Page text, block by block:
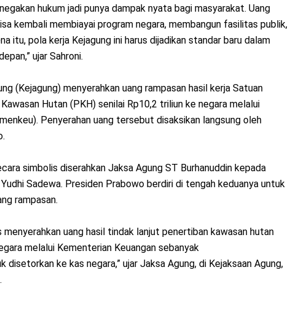
hukum jadi punya dampak nyata bagi masyarakat. Uang
kembali membiayai program negara, membangun fasilitas publik,
itu, pola kerja Kejagung ini harus dijadikan standar baru dalam
ujar Sahroni.
(Kejagung) menyerahkan uang rampasan hasil kerja Satuan
Hutan (PKH) senilai Rp10,2 triliun ke negara melalui
Penyerahan uang tersebut disaksikan langsung oleh
simbolis diserahkan Jaksa Agung ST Burhanuddin kepada
Sadewa. Presiden Prabowo berdiri di tengah keduanya untuk
rampasan.
menyerahkan uang hasil tindak lanjut penertiban kawasan hutan
melalui Kementerian Keuangan sebanyak
disetorkan ke kas negara,” ujar Jaksa Agung, di Kejaksaan Agung,